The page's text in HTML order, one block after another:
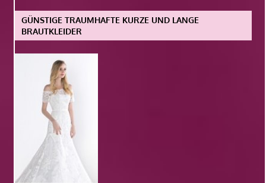
GÜNSTIGE TRAUMHAFTE KURZE UND LANGE
BRAUTKLEIDER